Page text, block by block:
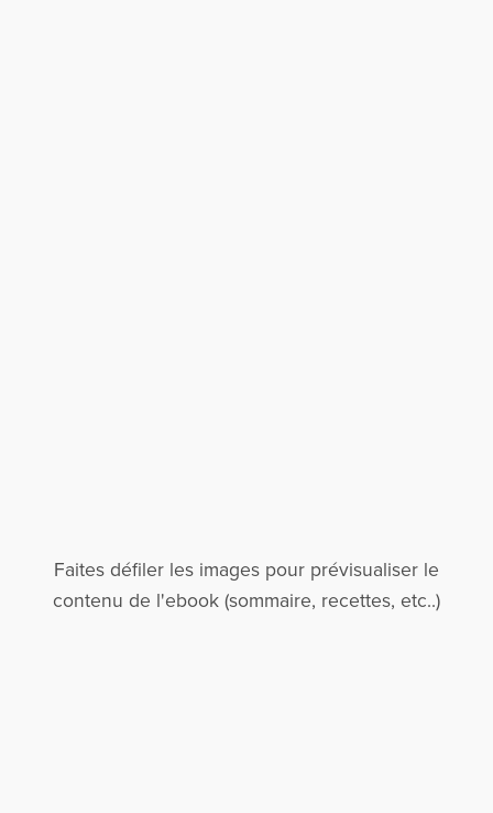
Faites défiler les images pour prévisualiser le
contenu de l'ebook (sommaire, recettes, etc..)